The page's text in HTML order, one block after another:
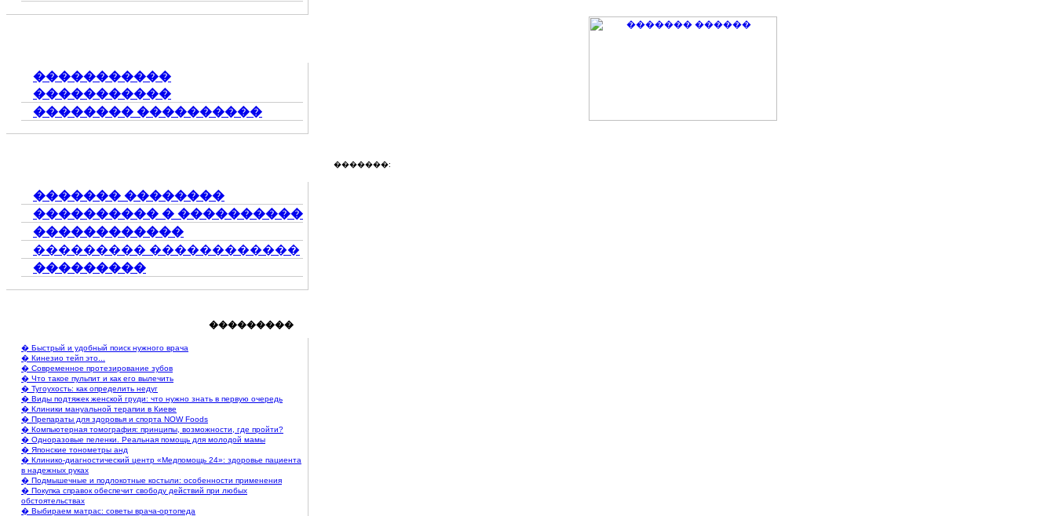
�����������
�����������
�������� ����������
������� ��������
���������� � ����������
������������
��������� ������������
���������
���������
� Быстрый и удобный поиск нужного врача
� Кинезио тейп это...
� Современное протезирование зубов
� Что такое пульпит и как его вылечить
� Тугоухость: как определить недуг
� Виды подтяжек женской груди: что нужно знать в первую очередь
� Клиники мануальной терапии в Киеве
� Препараты для здоровья и спорта NOW Foods
� Компьютерная томография: принципы, возможности, где пройти?
� Одноразовые пеленки. Реальная помощь для молодой мамы
� Японские тонометры анд
� Клинико-диагностический центр «Медпомощь 24»: здоровье пациента
в надежных руках
� Подмышечные и подлокотные костыли: особенности применения
� Покупка справок обеспечит свободу действий при любых
обстоятельствах
� Выбираем матрас: советы врача-ортопеда
�������: